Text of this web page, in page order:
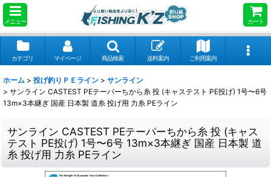
メニュー カート
カテゴリ マイページ 商品検索 送料案内 ご利用案内
ホーム > 投げ釣りＰＥライン > サンライン
> サンライン CASTEST PEテーパーちから糸 投 (キャステスト PE投げ) 1号〜6号
13m×3本継ぎ 国産 日本製 道糸 投げ用 力糸 PEライン
サンライン CASTEST PEテーパーちから糸 投 (キャス
テスト PE投げ) 1号〜6号 13m×3本継ぎ 国産 日本製 道
糸 投げ用 力糸 PEライン